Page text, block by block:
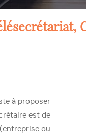
à proposer
est de
ou